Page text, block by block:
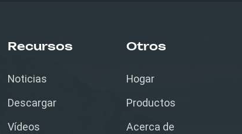
Recursos
Noticias
Descargar
Vídeos
Otros
Hogar
Productos
Acerca de